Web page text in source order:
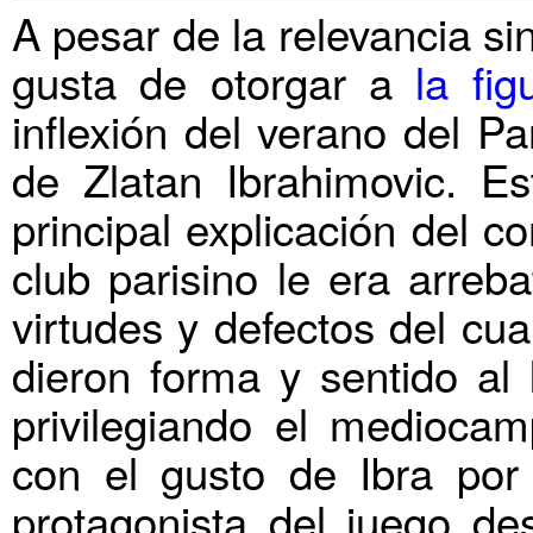
A pesar de la relevancia
gusta de otorgar a la
inflexión del verano del
de Zlatan Ibrahimovic.
principal explicación del
club parisino le era
virtudes y defectos del
dieron forma y sentido
privilegiando el
con el gusto de Ibra
protagonista del juego